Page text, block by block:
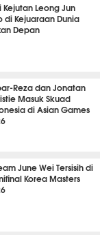
Kejutan Leong Jun
di Kejuaraan Dunia
Depan
Reza dan Jonatan
Masuk Skuad
di Asian Games
June Wei Tersisih di
Korea Masters